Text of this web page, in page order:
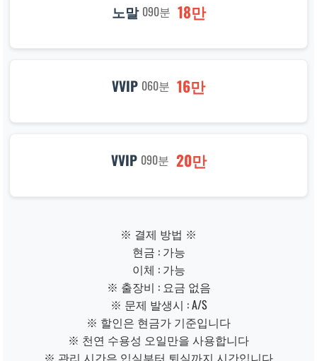
노말 090분 18만
VVIP 060분 16만
VVIP 090분 20만
※ 결제 방법 ※
현금 : 가능
이체 : 가능
※ 출장비 : 요금 없음
※ 문제 발생시 : A/S
※ 할인은 현금가 기준입니다
※ 천연 수용성 오일만을 사용합니다
※ 관리 시간은 입실부터 퇴실까지 시간입니다